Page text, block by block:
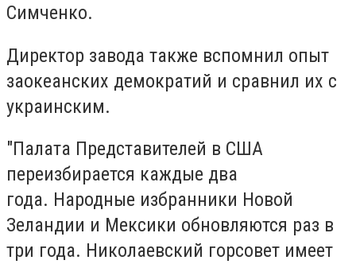
Симченко.
Директор завода также вспомнил опыт
заокеанских демократий и сравнил их с
украинским.
"Палата Представителей в США
переизбирается каждые два
года. Народные избранники Новой
Зеландии и Мексики обновляются раз в
три года. Николаевский горсовет имеет